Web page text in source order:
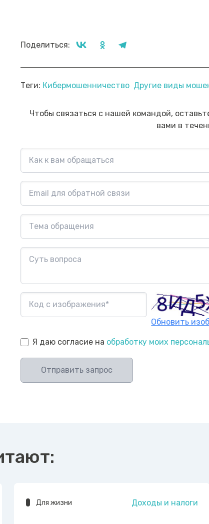
Поделиться:
Теги: Кибермошенничество Другие виды
Чтобы связаться с нашей командой,
вами в
Обновить
Я даю согласие на обработку моих
Отправить запрос
Финансовый блогер»
Посмотреть→
Для жизни Доходы и налоги